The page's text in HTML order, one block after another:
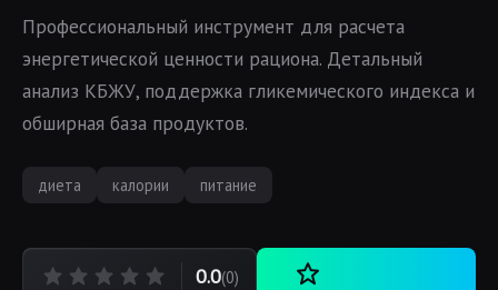
Профессиональный инструмент для расчета
энергетической ценности рациона. Детальный
анализ КБЖУ, поддержка гликемического индекса и
обширная база продуктов.
диета калории питание
0.0(0)